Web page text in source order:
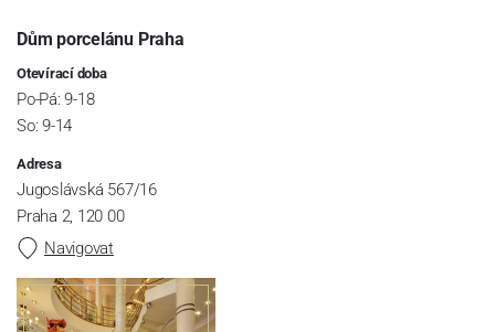
Dům porcelánu Praha
Otevírací doba
Po-Pá: 9-18
So: 9-14
Adresa
Jugoslávská 567/16
Praha 2, 120 00
Navigovat